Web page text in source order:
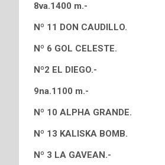
8va.1400 m.-
Nº 11 DON CAUDILLO.
Nº 6 GOL CELESTE.
Nº2 EL DIEGO.-
9na.1100 m.-
Nº 10 ALPHA GRANDE.
Nº 13 KALISKA BOMB.
Nº 3 LA GAVEAN.-